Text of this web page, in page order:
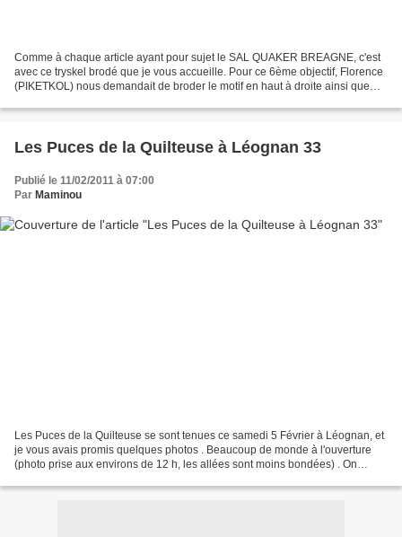
Comme à chaque article ayant pour sujet le SAL QUAKER BREAGNE, c'est
avec ce tryskel brodé que je vous accueille. Pour ce 6ème objectif, Florence
(PIKETKOL) nous demandait de broder le motif en haut à droite ainsi que
Les Puces de la Quilteuse à Léognan 33
Publié le 11/02/2011 à 07:00
Par Maminou
Les Puces de la Quilteuse se sont tenues ce samedi 5 Février à Léognan, et
je vous avais promis quelques photos . Beaucoup de monde à l'ouverture
(photo prise aux environs de 12 h, les allées sont moins bondées) . On